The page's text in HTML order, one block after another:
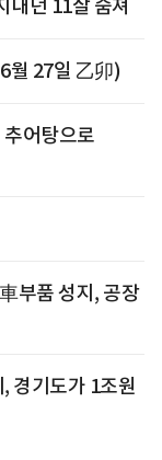
내던 11살 숨져
월 27일 乙卯)
어탕으로
부품 성지, 공장
경기도가 1조원